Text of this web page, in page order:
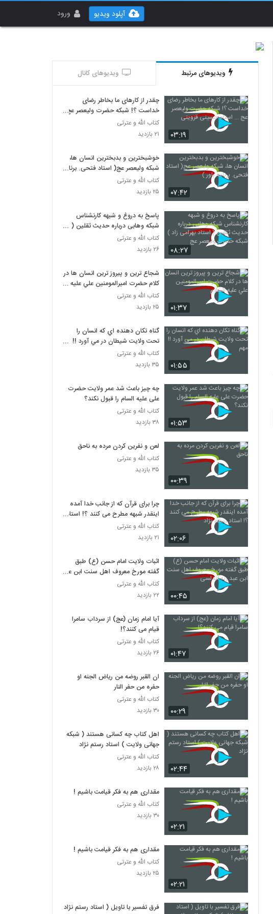
ورود آپلود ویدیو
ویدیوهای مرتبط ویدیوهای کانال
۰۳:۱۹
چقدر از کارهای ما بخاطر رضای
خداست ؟! شبکه حضرت ولیعصر عج
... استاد حسینی قزوینی
کتاب الله و عترتی
۲۱ بازدید
۰۷:۴۲
خوشبخترین و بدبخترین انسان ها،
شبکه ولیعصر عج( استاد فتحی. برنامه
باور )
کتاب الله و عترتی
۲۵ بازدید
۰۸:۲۷
پاسخ به دروغ و شبهه کارنشناس
شبکه وهابی درباره حدیث ثقلین (
استاد بهرامی زاد ) شبکه حضرت
ولیعصر عج
کتاب الله و عترتی
۲۶ بازدید
۰۱:۳۷
شجاع ترين و پيروز ترين انسان ها در
کلام حضرت اميرالمومنين علي عليه
السلام
کتاب الله و عترتی
۲۵ بازدید
۰۱:۵۵
گناه تکان دهنده اي که انسان را
تحت ولايت شيطان در مي آورد !!
مهم
کتاب الله و عترتی
۳۵ بازدید
۰۱:۵۳
چه چیز باعث شد عمر ولایت حضرت
علی علیه السام را قبول نکند؟
کتاب الله و عترتی
۳۸ بازدید
۰۰:۳۹
لعن و نفرين کردن مرده به ناحق
کتاب الله و عترتی
۳۵ بازدید
۰۲:۰۶
چرا برای قرآن که از جانب خدا آمده
اینقدر شبهه مطرح می کنند ؟! استاد
رستم نژاد
کتاب الله و عترتی
۲۱ بازدید
۰۰:۴۵
اثبات ولایت امام حسن (ع) طبق
گفته مورخ معروف اهل سنت ابن عبد
ربه اندلسی
کتاب الله و عترتی
۲۲ بازدید
۰۱:۴۷
آیا امام زمان (عج) از سرداب سامرا
قیام می کنند؟!
کتاب الله و عترتی
۲۶ بازدید
۰۰:۲۹
ان القبر روضه من ریاض الجنه او
حفره من حفر النار
کتاب الله و عترتی
۳۰ بازدید
۰۲:۴۴
اهل کتاب چه کسانی هستند ( شبکه
جهانی ولایت ) استاد رستم نژاد
کتاب الله و عترتی
۲۸ بازدید
۰۲:۲۱
مقداری هم به فکر قیامت باشیم !
کتاب الله و عترتی
۳۰ بازدید
۰۲:۲۱
مقداری هم به فکر قیامت باشیم !
کتاب الله و عترتی
۲۵ بازدید
فرق تفسیر با تاویل ( استاد رستم نژاد